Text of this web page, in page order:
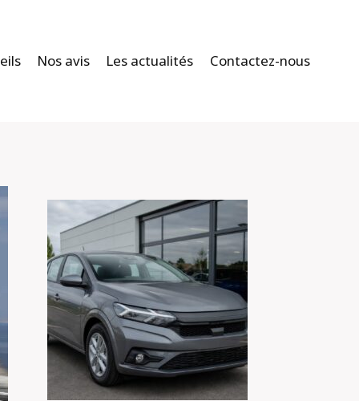
Nos avis Les actualités Contactez-nous